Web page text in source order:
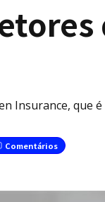
Insurance, que
Comentários